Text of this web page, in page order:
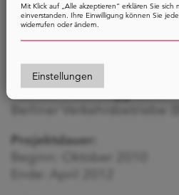
U-Bahnlinie U5,
U-Bhf. Samariterstraße,
Bauherr / Auftraggeber:
Projektdauer:
Beginn: Oktober 2010
Mit Klick auf „Alle akzeptieren“ erklären Sie
einverstanden. Ihre Einwilligung können Sie
widerrufen oder ändern.
Einstellungen